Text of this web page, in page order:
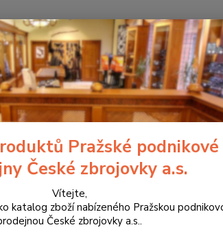
Hledat
Malorážky CZ 457 Miniset Miniset
Long Range
Pražské podnikové
České zbrojovky a.s.
Vítejte,
katalog zboží nabízeného Pražskou
České zbrojovky a.s..